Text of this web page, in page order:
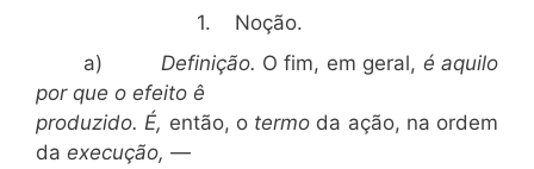
1. Noção.
a) Definição. O fim, em geral, é aquilo
por que o efeito ê
produzido. É, então, o termo da ação, na ordem
da execução, —